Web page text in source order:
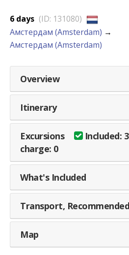
6 days (ID: 131080)
Амстердам (Amsterdam) →
Амстердам (Amsterdam)
Overview
Itinerary
Excursions Included: 3
charge: 0
What's Included
Transport,
Map